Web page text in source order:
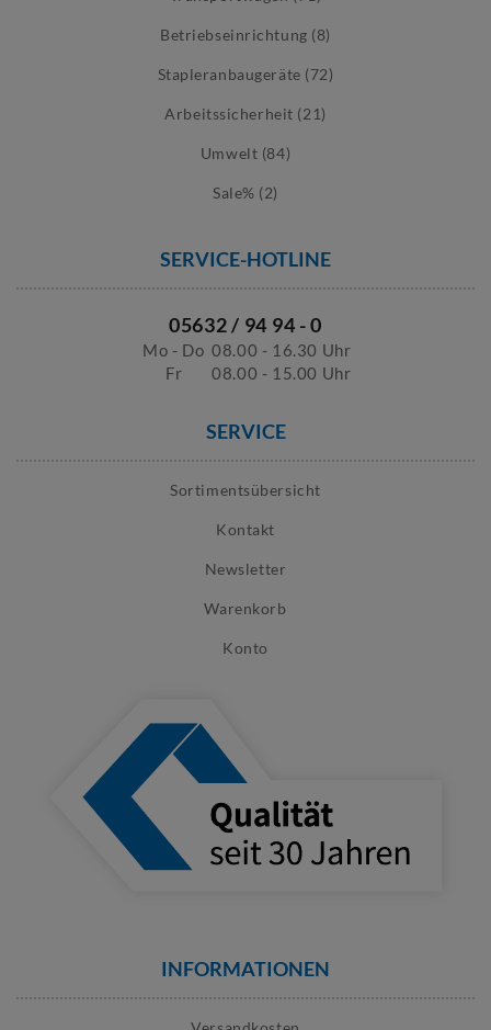
Betriebseinrichtung (8)
Stapleranbaugeräte (72)
Arbeitssicherheit (21)
Umwelt (84)
Sale% (2)
SERVICE-HOTLINE
05632 / 94 94 - 0
Mo - Do 08.00 - 16.30 Uhr
Fr
08.00 - 15.00 Uhr
SERVICE
Sortimentsübersicht
Kontakt
Newsletter
Warenkorb
Konto
INFORMATIONEN